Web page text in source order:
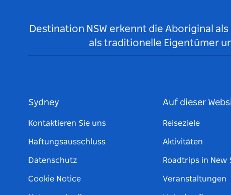
Destination NSW erkennt die Aboriginal
als traditionelle Eigentümer
Sydney
Kontaktieren Sie uns
Haftungsausschluss
Datenschutz
Cookie Notice
Auf dieser
Reiseziele
Aktivitäten
Roadtrips in New
Veranstaltungen